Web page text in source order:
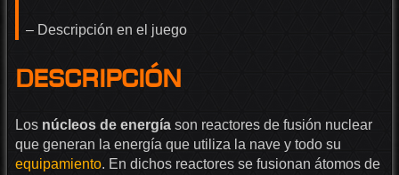
– Descripción en el juego
Descripción
Los núcleos de energía son reactores de fusión nuclear
que generan la energía que utiliza la nave y todo su
equipamiento. En dichos reactores se fusionan átomos de